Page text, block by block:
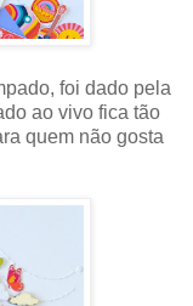
foi dado pela
ao vivo fica tão
quem não gosta